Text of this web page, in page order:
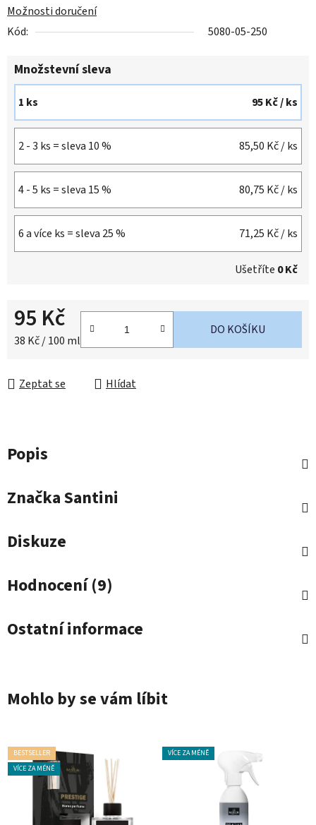
Možnosti doručení
Kód:
5080-05-250
Množstevní sleva
1 ks 95 Kč/ ks
2 - 3 ks = sleva 10 % 85,50 Kč/ ks
4 - 5 ks = sleva 15 % 80,75 Kč/ ks
6 a více ks = sleva 25 % 71,25 Kč/ ks
Ušetříte 0 Kč
95 Kč
Měrná cena:
38 Kč / 100 ml
DO KOŠÍKU
Zeptat se Hlídat
Popis
ZnačkaSantini
Diskuze
Hodnocení (9)
Ostatní informace
Mohlo by se vám líbit
BESTSELLER
VÍCE ZA MÉNĚ
VÍCE ZA MÉNĚ